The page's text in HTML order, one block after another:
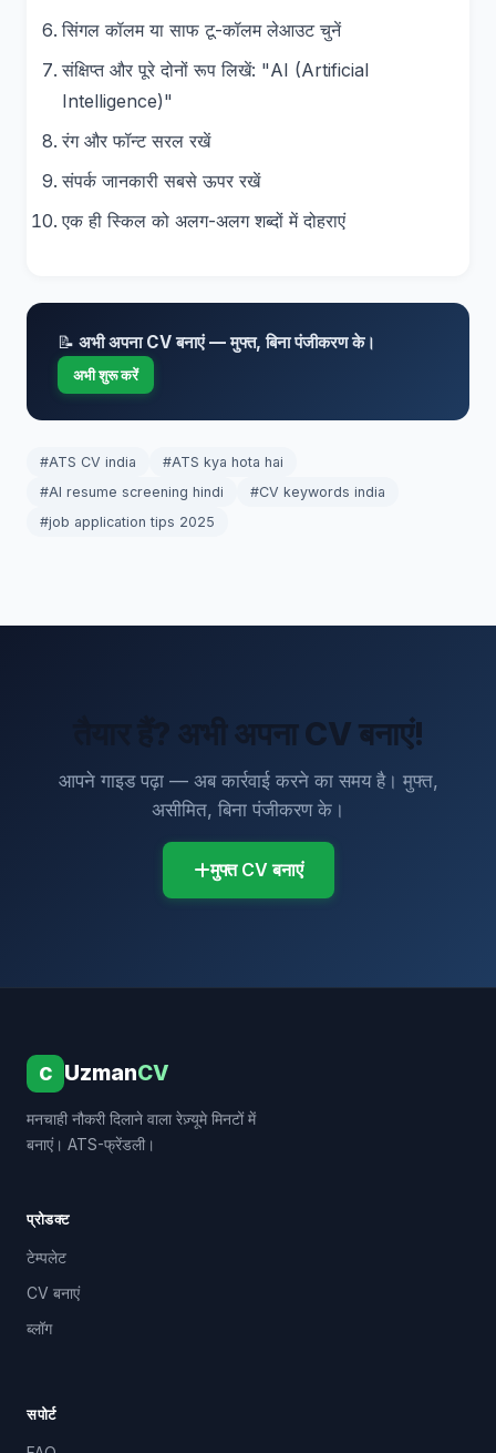
सिंगल कॉलम या साफ टू-कॉलम लेआउट चुनें
संक्षिप्त और पूरे दोनों रूप लिखें: "AI (Artificial
Intelligence)"
रंग और फॉन्ट सरल रखें
संपर्क जानकारी सबसे ऊपर रखें
एक ही स्किल को अलग-अलग शब्दों में दोहराएं
📝 अभी अपना CV बनाएं — मुफ्त, बिना पंजीकरण के।
अभी शुरू करें
#ATS CV india
#ATS kya hota hai
#AI resume screening hindi
#CV keywords india
#job application tips 2025
तैयार हैं? अभी अपना CV बनाएं!
आपने गाइड पढ़ा — अब कार्रवाई करने का समय है। मुफ्त,
असीमित, बिना पंजीकरण के।
मुफ्त CV बनाएं
C UzmanCV
मनचाही नौकरी दिलाने वाला रेज़्यूमे मिनटों में
बनाएं। ATS-फ्रेंडली।
प्रोडक्ट
टेम्पलेट
CV बनाएं
ब्लॉग
सपोर्ट